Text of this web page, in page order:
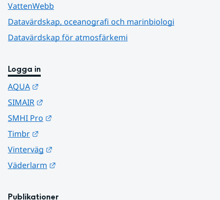
VattenWebb
Datavärdskap, oceanografi och marinbiologi
Datavärdskap för atmosfärkemi
Logga in
AQUA
SIMAIR
SMHI Pro
Timbr
Vinterväg
Väderlarm
Publikationer